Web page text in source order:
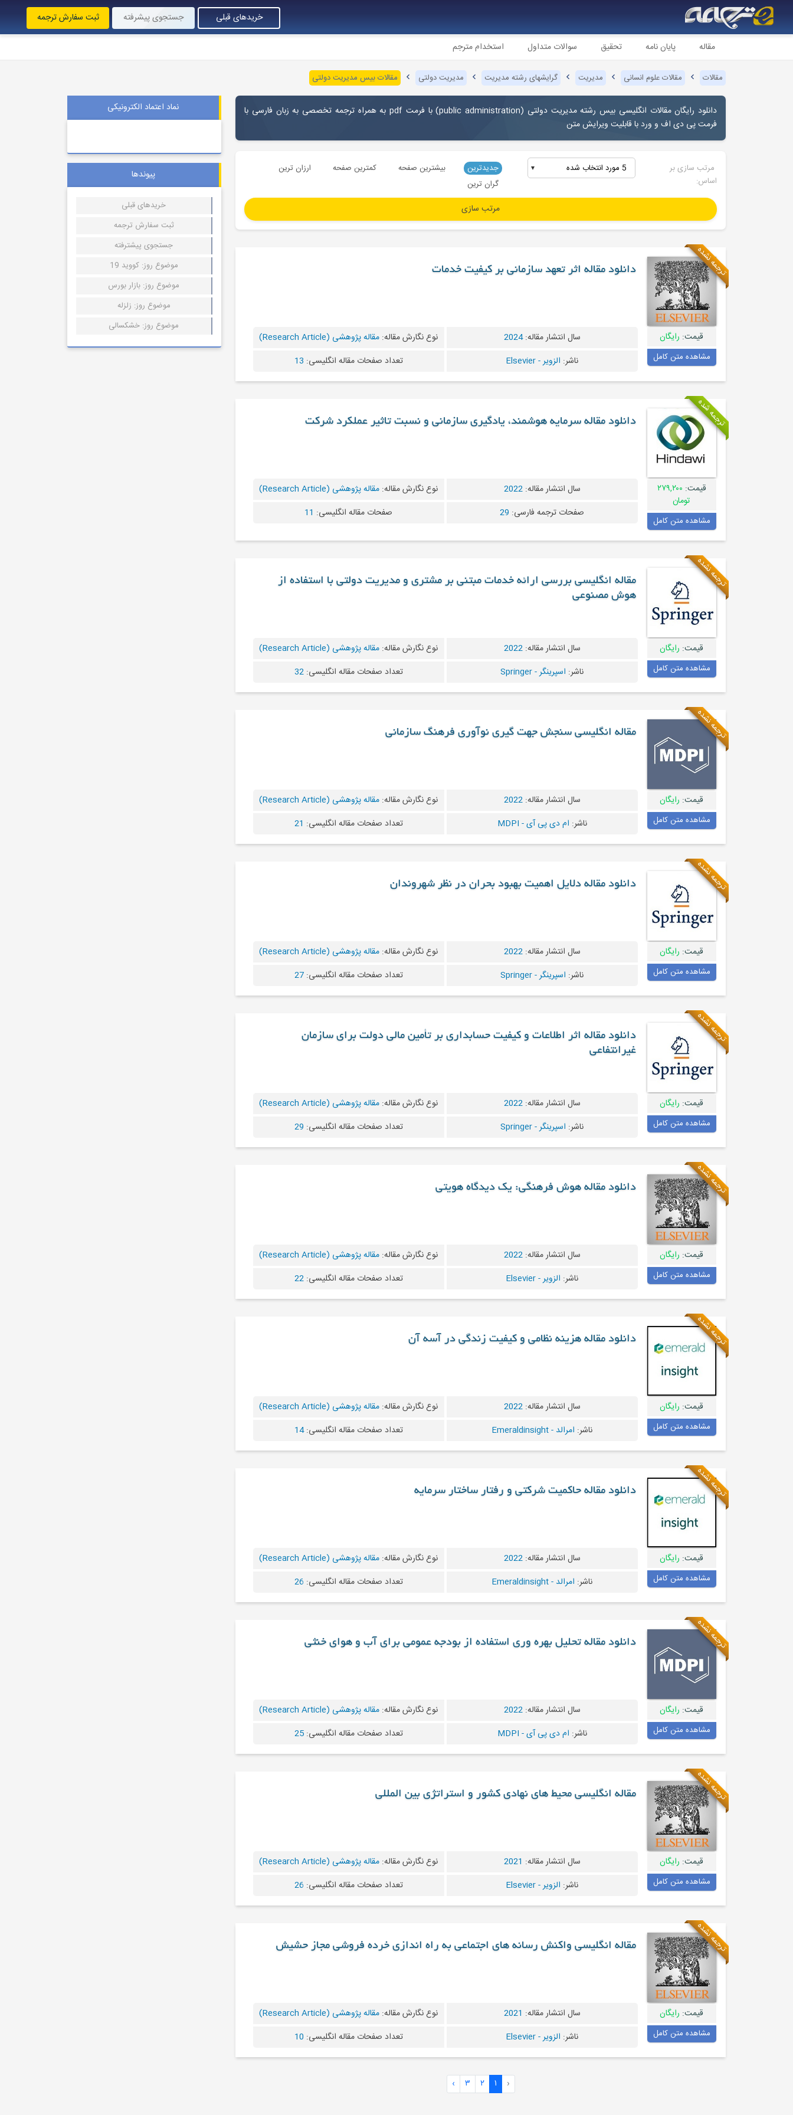
خریدهای قبلی جستجوی پیشرفته ثبت سفارش ترجمه
مقاله پایان نامه تحقیق سوالات متداول استخدام مترجم
مقالات مقالات علوم انسانی مدیریت گرایشهای رشته مدیریت مدیریت دولتی مقالات بیس مدیریت دولتی
دانلود رایگان مقالات انگلیسی بیس رشته مدیریت دولتی (
public administration) با فرمت pdf به همراه ترجمه تخصصی به زبان فارسی با
فرمت پی دی اف و ورد با قابلیت ویرایش متن
مرتب سازی بر
اساس:
5 مورد انتخاب شده جدیدترین بیشترین صفحه کمترین صفحه
ارزان ترین
گران ترین
ترجمه نشده
قیمت: رایگان
مشاهده متن کامل
دانلود مقاله اثر تعهد سازمانی بر کیفیت خدمات
سال انتشار مقاله:2024 نوع نگارش مقاله: مقاله پژوهشی (Research Article)
ناشر: الزویر - Elsevier تعداد صفحات مقاله انگلیسی: 13
ترجمه شده
قیمت: ۲۷۹,۲۰۰
تومان
مشاهده متن کامل
دانلود مقاله سرمایه هوشمند، یادگیری سازمانی و نسبت تاثیر عملکرد شرکت
سال انتشار مقاله:2022 نوع نگارش مقاله: مقاله پژوهشی (Research Article)
صفحات ترجمه فارسی: 29 صفحات مقاله انگلیسی: 11
ترجمه نشده
قیمت: رایگان
مشاهده متن کامل
مقاله انگلیسی بررسی ارائه خدمات مبتنی بر مشتری و مدیریت دولتی با استفاده از
هوش مصنوعی
سال انتشار مقاله:2022 نوع نگارش مقاله: مقاله پژوهشی (Research Article)
ناشر: اسپرینگر - Springer تعداد صفحات مقاله انگلیسی:32
ترجمه نشده
قیمت: رایگان
مشاهده متن کامل
مقاله انگلیسی سنجش جهت گیری نوآوری فرهنگ سازمانی
سال انتشار مقاله:2022 نوع نگارش مقاله: مقاله پژوهشی (Research Article)
ناشر: ام دی پی آی - MDPI تعداد صفحات مقاله انگلیسی: 21
ترجمه نشده
قیمت: رایگان
مشاهده متن کامل
دانلود مقاله دلایل اهمیت بهبود بحران در نظر شهروندان
سال انتشار مقاله:2022 نوع نگارش مقاله: مقاله پژوهشی (Research Article)
ناشر: اسپرینگر - Springer تعداد صفحات مقاله انگلیسی:27
ترجمه نشده
قیمت: رایگان
مشاهده متن کامل
دانلود مقاله اثر اطلاعات و کیفیت حسابداری بر تأمین مالی دولت برای سازمان
غیرانتفاعی
سال انتشار مقاله:2022 نوع نگارش مقاله: مقاله پژوهشی (Research Article)
ناشر: اسپرینگر - Springer تعداد صفحات مقاله انگلیسی: 29
ترجمه نشده
قیمت: رایگان
مشاهده متن کامل
دانلود مقاله هوش فرهنگی: یک دیدگاه هویتی
سال انتشار مقاله:2022 نوع نگارش مقاله: مقاله پژوهشی (Research Article)
ناشر: الزویر - Elsevier تعداد صفحات مقاله انگلیسی:22
ترجمه نشده
قیمت: رایگان
مشاهده متن کامل
دانلود مقاله هزینه نظامی و کیفیت زندگی در آسه آن
سال انتشار مقاله:2022 نوع نگارش مقاله: مقاله پژوهشی (Research Article)
ناشر: امرالد - Emeraldinsight تعداد صفحات مقاله انگلیسی:14
ترجمه نشده
قیمت: رایگان
مشاهده متن کامل
دانلود مقاله حاکمیت شرکتی و رفتار ساختار سرمایه
سال انتشار مقاله:2022 نوع نگارش مقاله: مقاله پژوهشی (Research Article)
ناشر: امرالد - Emeraldinsight تعداد صفحات مقاله انگلیسی: 26
ترجمه نشده
قیمت: رایگان
مشاهده متن کامل
دانلود مقاله تحلیل بهره وری استفاده از بودجه عمومی برای آب و هوای خنثی
سال انتشار مقاله:2022 نوع نگارش مقاله: مقاله پژوهشی (Research Article)
ناشر: ام دی پی آی - MDPI تعداد صفحات مقاله انگلیسی:25
ترجمه نشده
قیمت: رایگان
مشاهده متن کامل
مقاله انگلیسی محیط های نهادی کشور و استراتژی بین المللی
سال انتشار مقاله: 2021 نوع نگارش مقاله: مقاله پژوهشی (Research Article)
ناشر: الزویر - Elsevier تعداد صفحات مقاله انگلیسی: 26
ترجمه نشده
قیمت: رایگان
مشاهده متن کامل
مقاله انگلیسی واکنش رسانه های اجتماعی به راه اندازی خرده فروشی مجاز حشیش
سال انتشار مقاله: 2021 نوع نگارش مقاله: مقاله پژوهشی (Research Article)
ناشر: الزویر - Elsevier تعداد صفحات مقاله انگلیسی: 10
‹ ۱ ۲ ۳ ›
نماد اعتماد الکترونیکی
پیوندها
خریدهای قبلی
ثبت سفارش ترجمه
جستجوی پیشترفته
موضوع روز: کووید 19
موضوع روز: بازار بورس
موضوع روز: زلزله
موضوع روز: خشکسالی